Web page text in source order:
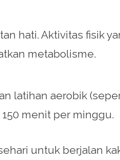
hati. Aktivitas fisik
metabolisme.
latihan aerobik
menit per minggu.
untuk berjalan